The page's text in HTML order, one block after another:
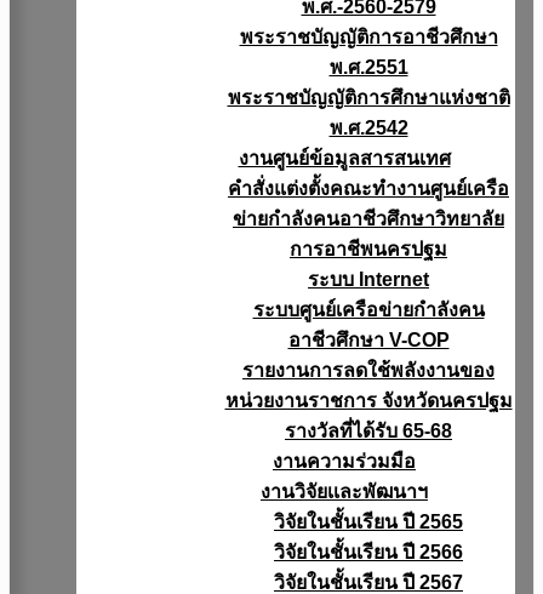
พ.ศ.-2560-2579
พระราชบัญญัติการอาชีวศึกษา
พ.ศ.2551
พระราชบัญญัติการศึกษาแห่งชาติ
พ.ศ.2542
งานศูนย์ข้อมูลสารสนเทศ
คำสั่งแต่งตั้งคณะทำงานศูนย์เครือ
ข่ายกำลังคนอาชีวศึกษาวิทยาลัย
การอาชีพนครปฐม
ระบบ Internet
ระบบศูนย์เครือข่ายกำลังคน
อาชีวศึกษา V-COP
รายงานการลดใช้พลังงานของ
หน่วยงานราชการ จังหวัดนครปฐม
รางวัลที่ได้รับ 65-68
งานความร่วมมือ
งานวิจัยเเละพัฒนาฯ
วิจัยในชั้นเรียน ปี 2565
วิจัยในชั้นเรียน ปี 2566
วิจัยในชั้นเรียน ปี 2567